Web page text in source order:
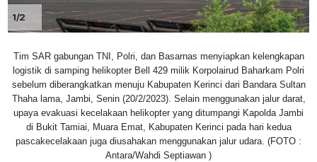
1/2
Tim SAR gabungan TNI, Polri, dan Basarnas menyiapkan kelengkapan
logistik di samping helikopter Bell 429 milik Korpolairud Baharkam Polri
sebelum diberangkatkan menuju Kabupaten Kerinci dari Bandara Sultan
Thaha lama, Jambi, Senin (20/2/2023). Selain menggunakan jalur darat,
upaya evakuasi kecelakaan helikopter yang ditumpangi Kapolda Jambi
di Bukit Tamiai, Muara Emat, Kabupaten Kerinci pada hari kedua
pascakecelakaan juga diusahakan menggunakan jalur udara. (FOTO :
Antara/Wahdi Septiawan )